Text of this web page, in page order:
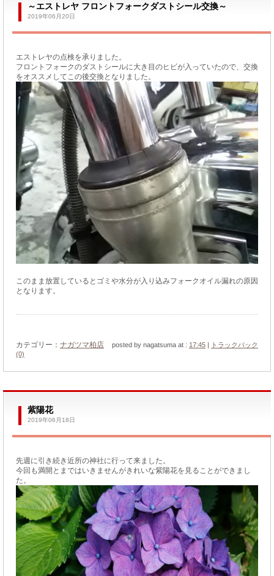
～エストレヤ フロントフォークダストシール交換～
2019年06月20日
エストレヤの点検を承りました。
フロントフォークのダストシールに大き目のヒビが入っていたので、交換
をオススメしてこの後交換となりました。
このまま放置しているとゴミや水分が入り込みフォークオイル漏れの原因
となります。
カテゴリー： ナガツマ柏店 posted by nagatsuma at : 17:45 |
トラックバック
(0)
紫陽花
2019年06月18日
先週に引き続き近所の神社に行って来ました。
今回も満開とまではいきませんがきれいな紫陽花を見ることができまし
た。